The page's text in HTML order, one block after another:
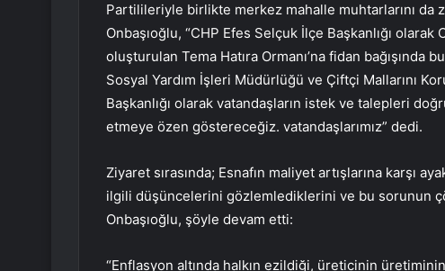
Partilileriyle birlikte merkez mahalle muhtarlarını da
Onbaşıoğlu, “CHP Efes Selçuk İlçe Başkanlığı olarak
oluşturulan Tema Hatıra Ormanı’na fidan bağışında
Sosyal Yardım İşleri Müdürlüğü ve Çiftçi Mallarını
Başkanlığı olarak vatandaşların istek ve talepleri
etmeye özen göstereceğiz. vatandaşlarımız” dedi.
Ziyaret sırasında; Esnafın maliyet artışlarına karşı
ilgili düşüncelerini gözlemlediklerini ve bu sorunun
Onbaşıoğlu, şöyle devam etti:
“Enflasyon altında halkın ezildiği, üreticinin